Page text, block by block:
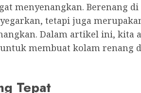
menyenangkan. Berenang di
tetapi juga
Dalam artikel ini, kita
membuat kolam renang
Tepat